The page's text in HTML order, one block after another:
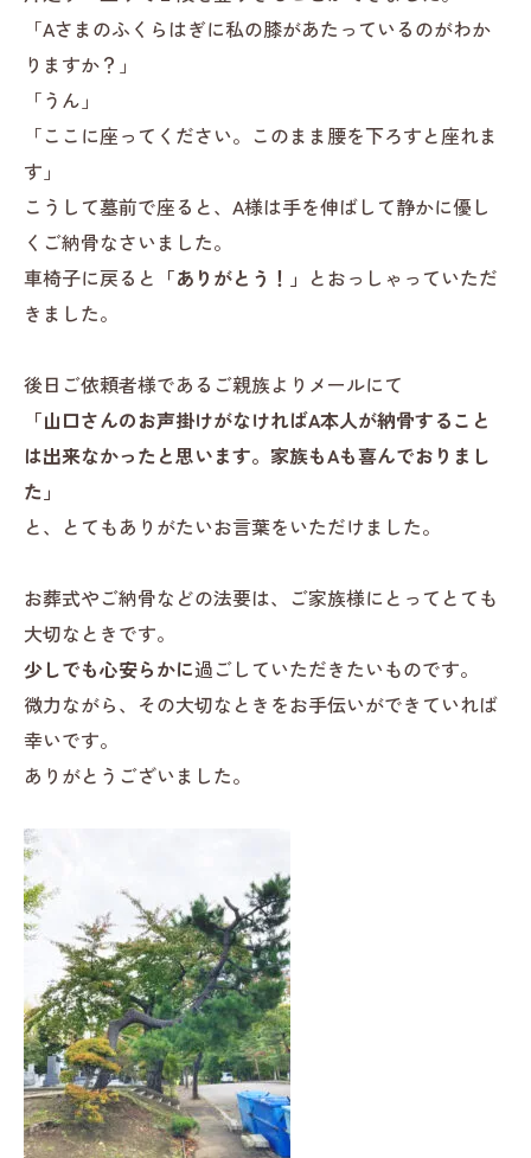
「Aさまのふくらはぎに私の膝があたっているのがわか
りますか？」
「うん」
「ここに座ってください。このまま腰を下ろすと座れま
す」
こうして墓前で座ると、A様は手を伸ばして静かに優し
くご納骨なさいました。
車椅子に戻ると 「ありがとう！」 とおっしゃっていただ
きました。
後日ご依頼者様であるご親族よりメールにて
「山口さんのお声掛けがなければA本人が納骨すること
は出来なかったと思います。家族もAも喜んでおりまし
た」
と、とてもありがたいお言葉をいただけました。
お葬式やご納骨などの法要は、ご家族様にとってとても
大切なときです。
少しでも心安らかに過ごしていただきたいものです。
微力ながら、その大切なときをお手伝いができていれば
幸いです。
ありがとうございました。